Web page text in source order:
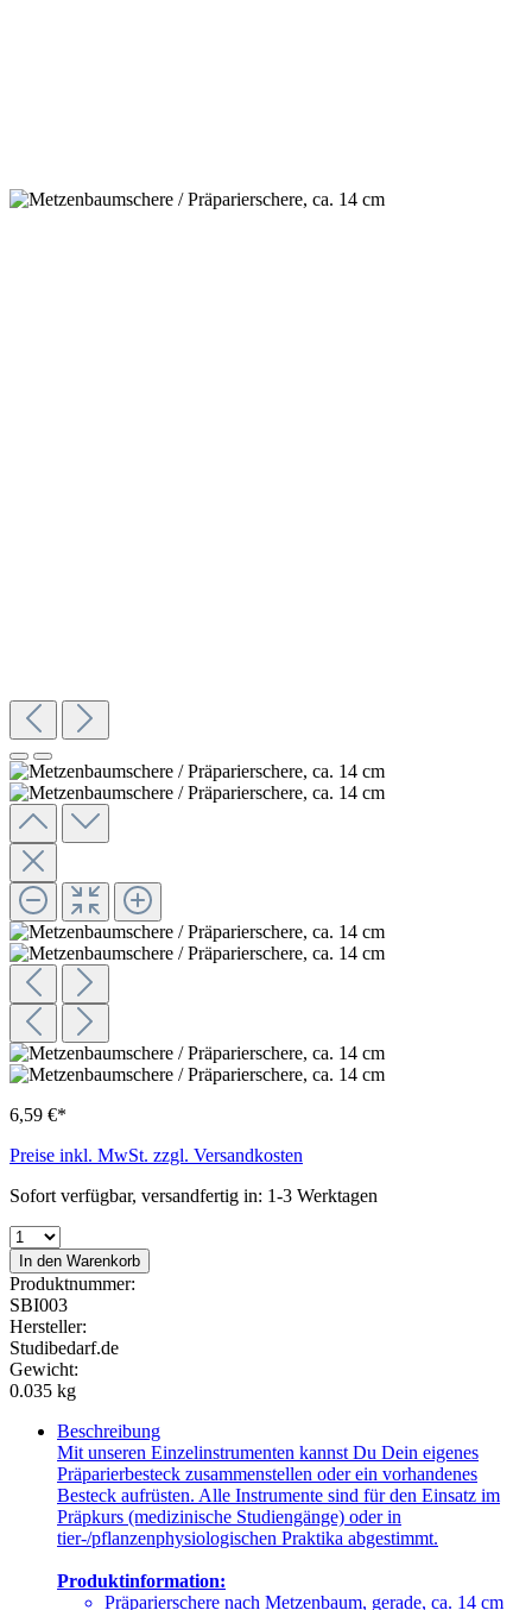
6,59 €*
Preise inkl. MwSt. zzgl. Versandkosten
Sofort verfügbar, versandfertig in: 1-3 Werktagen
In den Warenkorb
Produktnummer:
SBI003
Hersteller:
Studibedarf.de
Gewicht:
0.035 kg
Beschreibung
Mit unseren Einzelinstrumenten kannst Du Dein eigenes
Präparierbesteck zusammenstellen oder ein vorhandenes
Besteck aufrüsten. Alle Instrumente sind für den Einsatz im
Präpkurs (medizinische Studiengänge) oder in
tier-/pflanzenphysiologischen Praktika abgestimmt.
Produktinformation:
Präparierschere nach Metzenbaum, gerade, ca. 14 cm